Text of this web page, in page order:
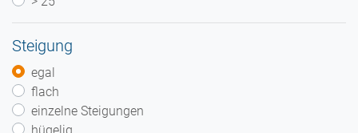
Steigung
egal
flach
einzelne Steigungen